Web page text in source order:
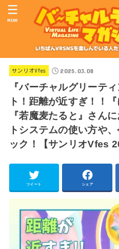
MENU
サンリオVfes 2025.03.08
『バーチャルグリーテ
ト！距離が近すぎ！！
『若魔麦たると』さん
トシステムの使い方や
ック！【サンリオVfes
ツイート シェア